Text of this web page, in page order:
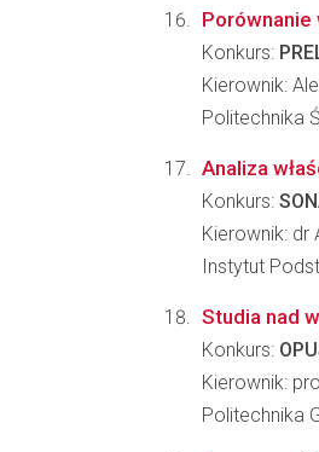
Konkurs:
Kierownik:
Politechnika
Analiza
Konkurs:
Kierownik: dr
Instytut
Studia nad
Konkurs:
Kierownik:
Politechnika